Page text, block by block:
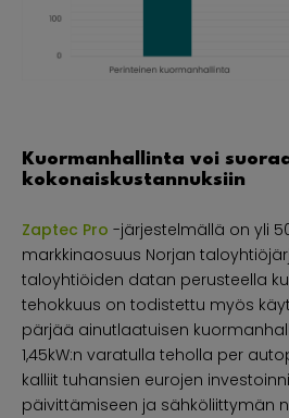
Kuormanhallinta voi
kokonaiskustannuksiin
Zaptec Pro -järjestelmällä on yli
markkinaosuus Norjan
taloyhtiöiden datan perusteella
tehokkuus on todistettu myös
pärjää ainutlaatuisen
1,45kW:n varatulla teholla per
kalliit tuhansien eurojen
päivittämiseen ja sähköliittymän